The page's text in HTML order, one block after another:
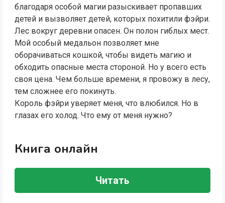
благодаря особой магии разыскивает пропавших
детей и вызволяет детей, которых похитили фэйри.
Лес вокруг деревни опасен. Он полон гиблых мест.
Мой особый медальон позволяет мне
оборачиваться кошкой, чтобы видеть магию и
обходить опасные места стороной. Но у всего есть
своя цена. Чем больше времени, я провожу в лесу,
тем сложнее его покинуть.
Король фэйри уверяет меня, что влюбился. Но в
глазах его холод. Что ему от меня нужно?
Книга онлайн
Читать